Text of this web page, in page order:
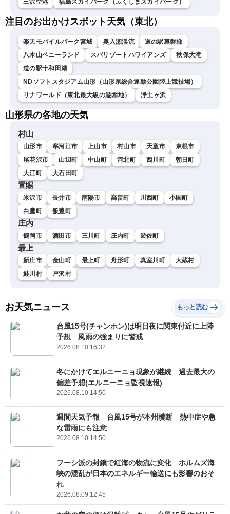
三沢空港 福島スカイパーク（ふくしまスカイパーク）
注目のお出かけスポット天気（東北）
楽天モバイルパーク宮城 奥入瀬渓流
道の駅裏磐梯
八木山ベニーランド
スパリゾートハワイアンズ
秋保大滝
道の駅十和田湖
NDソフトスタジアム山形（山形県総合運動公園陸上競技場）
リナワールド（東北最大級の遊園地）
浄土ヶ浜
山形県の各地の天気
村山
山形市 寒河江市 上山市 村山市 天童市
東根市
尾花沢市
山辺町 中山町 河北町 西川町
朝日町
大江町
大石田町
置賜
米沢市 長井市 南陽市 高畠町 川西町
小国町
白鷹町
飯豊町
庄内
鶴岡市 酒田市 三川町 庄内町 遊佐町
最上
新庄市 金山町 最上町 舟形町 真室川町
大蔵村
鮭川村
戸沢村
お天気ニュース もっと読む
台風15号(チャンホン)は明日夜に関東付近に上陸
予想 風雨の強まりに警戒
2026.08.10 16:32
冬にかけてエルニーニョ現象が継続 過去最大の
偏差予想(エルニーニョ監視速報)
2026.08.10 14:50
週間天気予報 台風15号が本州横断 熱中症や急
な雷雨にも注意
2026.08.10 14:50
フーシ派の封鎖で紅海の物流に変化 ホルムズ海
峡の混乱が日本のエネルギー輸送にも影響のおそ
れ
2026.08.09 12:45